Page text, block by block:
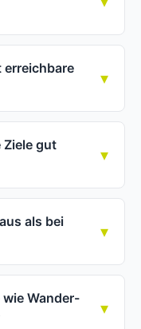
erreichbare
Ziele gut
als bei
Wander-